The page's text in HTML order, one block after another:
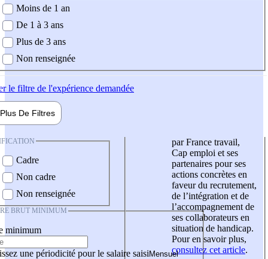
demandée
Moins de 1 an
De 1 à 3 ans
Plus de 3 ans
Non renseignée
le filtre de l'expérience demandée
Plus De Filtres
Cadre
Non cadre
Non renseignée
BRUT MINIMUM
minimum
une périodicité pour le salaire saisi
par France travail,
Cap emploi et ses
partenaires pour ses
actions concrètes en
faveur du recrutement,
de l’intégration et de
l’accompagnement de
ses collaborateurs en
situation de handicap.
Pour en savoir plus,
consultez cet article.